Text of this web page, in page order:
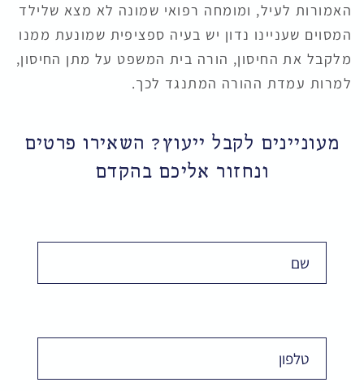
האמורות לעיל, ומומחה רפואי שמונה לא מצא שלילד
המסוים שעניינו נדון יש בעיה ספציפית שמונעת ממנו
מלקבל את החיסון, הורה בית המשפט על מתן החיסון,
למרות עמדת ההורה המתנגד לכך.
מעוניינים לקבל ייעוץ? השאירו פרטים
ונחזור אליכם בהקדם